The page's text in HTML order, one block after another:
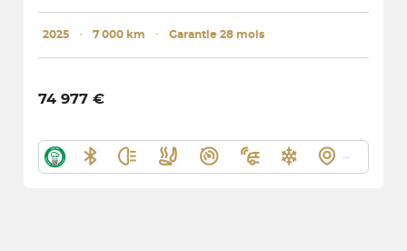
2025 ･ 7 000 km ･ Garantie 28 mois
74 977 €